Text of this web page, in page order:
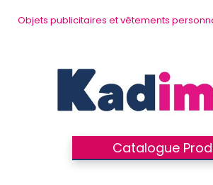
Objets publicitaires et vêtements
Catalogue